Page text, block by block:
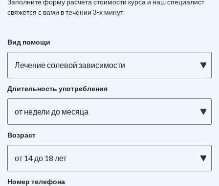
Заполните форму расчета стоимости курса и наш специалист
свяжется с вами в течении 3-х минут
Вид помощи
Лечение солевой зависимости
Длительность употребления
от недели до месяца
Возраст
от 14 до 18 лет
Номер телефона